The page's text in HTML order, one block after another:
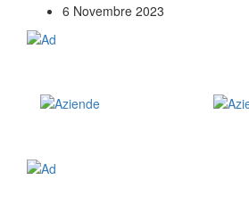
6 Novembre 2023